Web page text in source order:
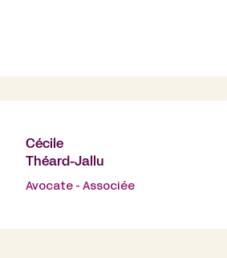
Cécile
Théard-Jallu
Avocate - Associée